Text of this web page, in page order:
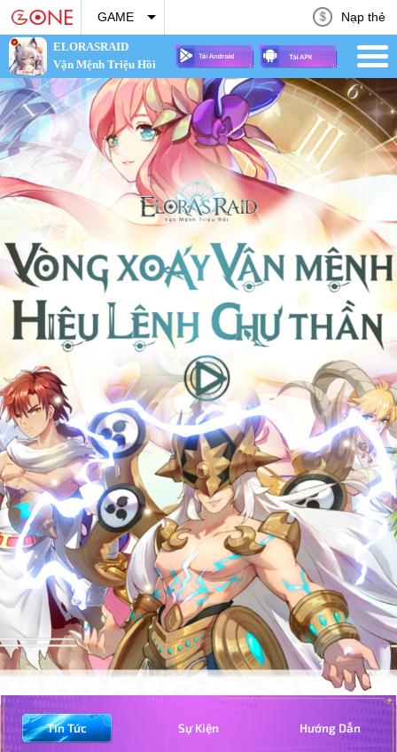
GAME Nạp thẻ
ELORASRAID
Vận Mệnh Triệu Hồi
Tin Tức Sự Kiện Hướng Dẫn